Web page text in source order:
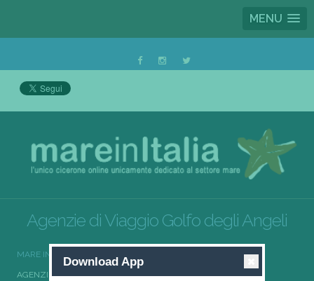
MENU
Agenzie di Viaggio Golfo degli Angeli
MARE IN ITALIA
AGENZIE DI VIAGGIO GOLFO DEGLI ANGELI
Download App